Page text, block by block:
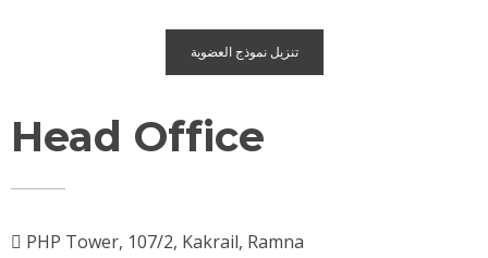
تنزيل نموذج العضوية
Head Office
PHP Tower, 107/2, Kakrail, Ramna